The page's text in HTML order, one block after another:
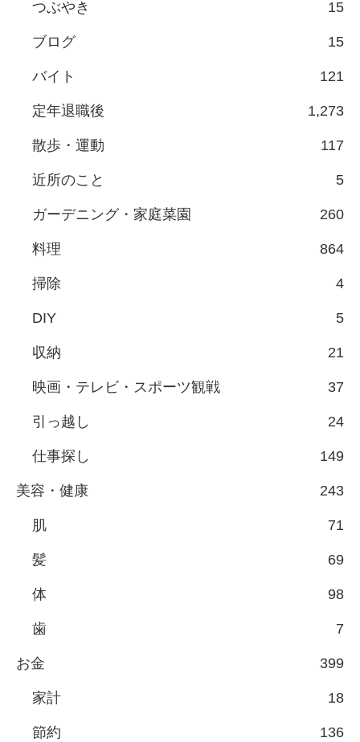
つぶやき 15
ブログ 15
バイト 121
定年退職後 1,273
散歩・運動 117
近所のこと 5
ガーデニング・家庭菜園 260
料理 864
掃除 4
DIY 5
収納 21
映画・テレビ・スポーツ観戦 37
引っ越し 24
仕事探し 149
美容・健康 243
肌 71
髪 69
体 98
歯 7
お金 399
家計 18
節約 136